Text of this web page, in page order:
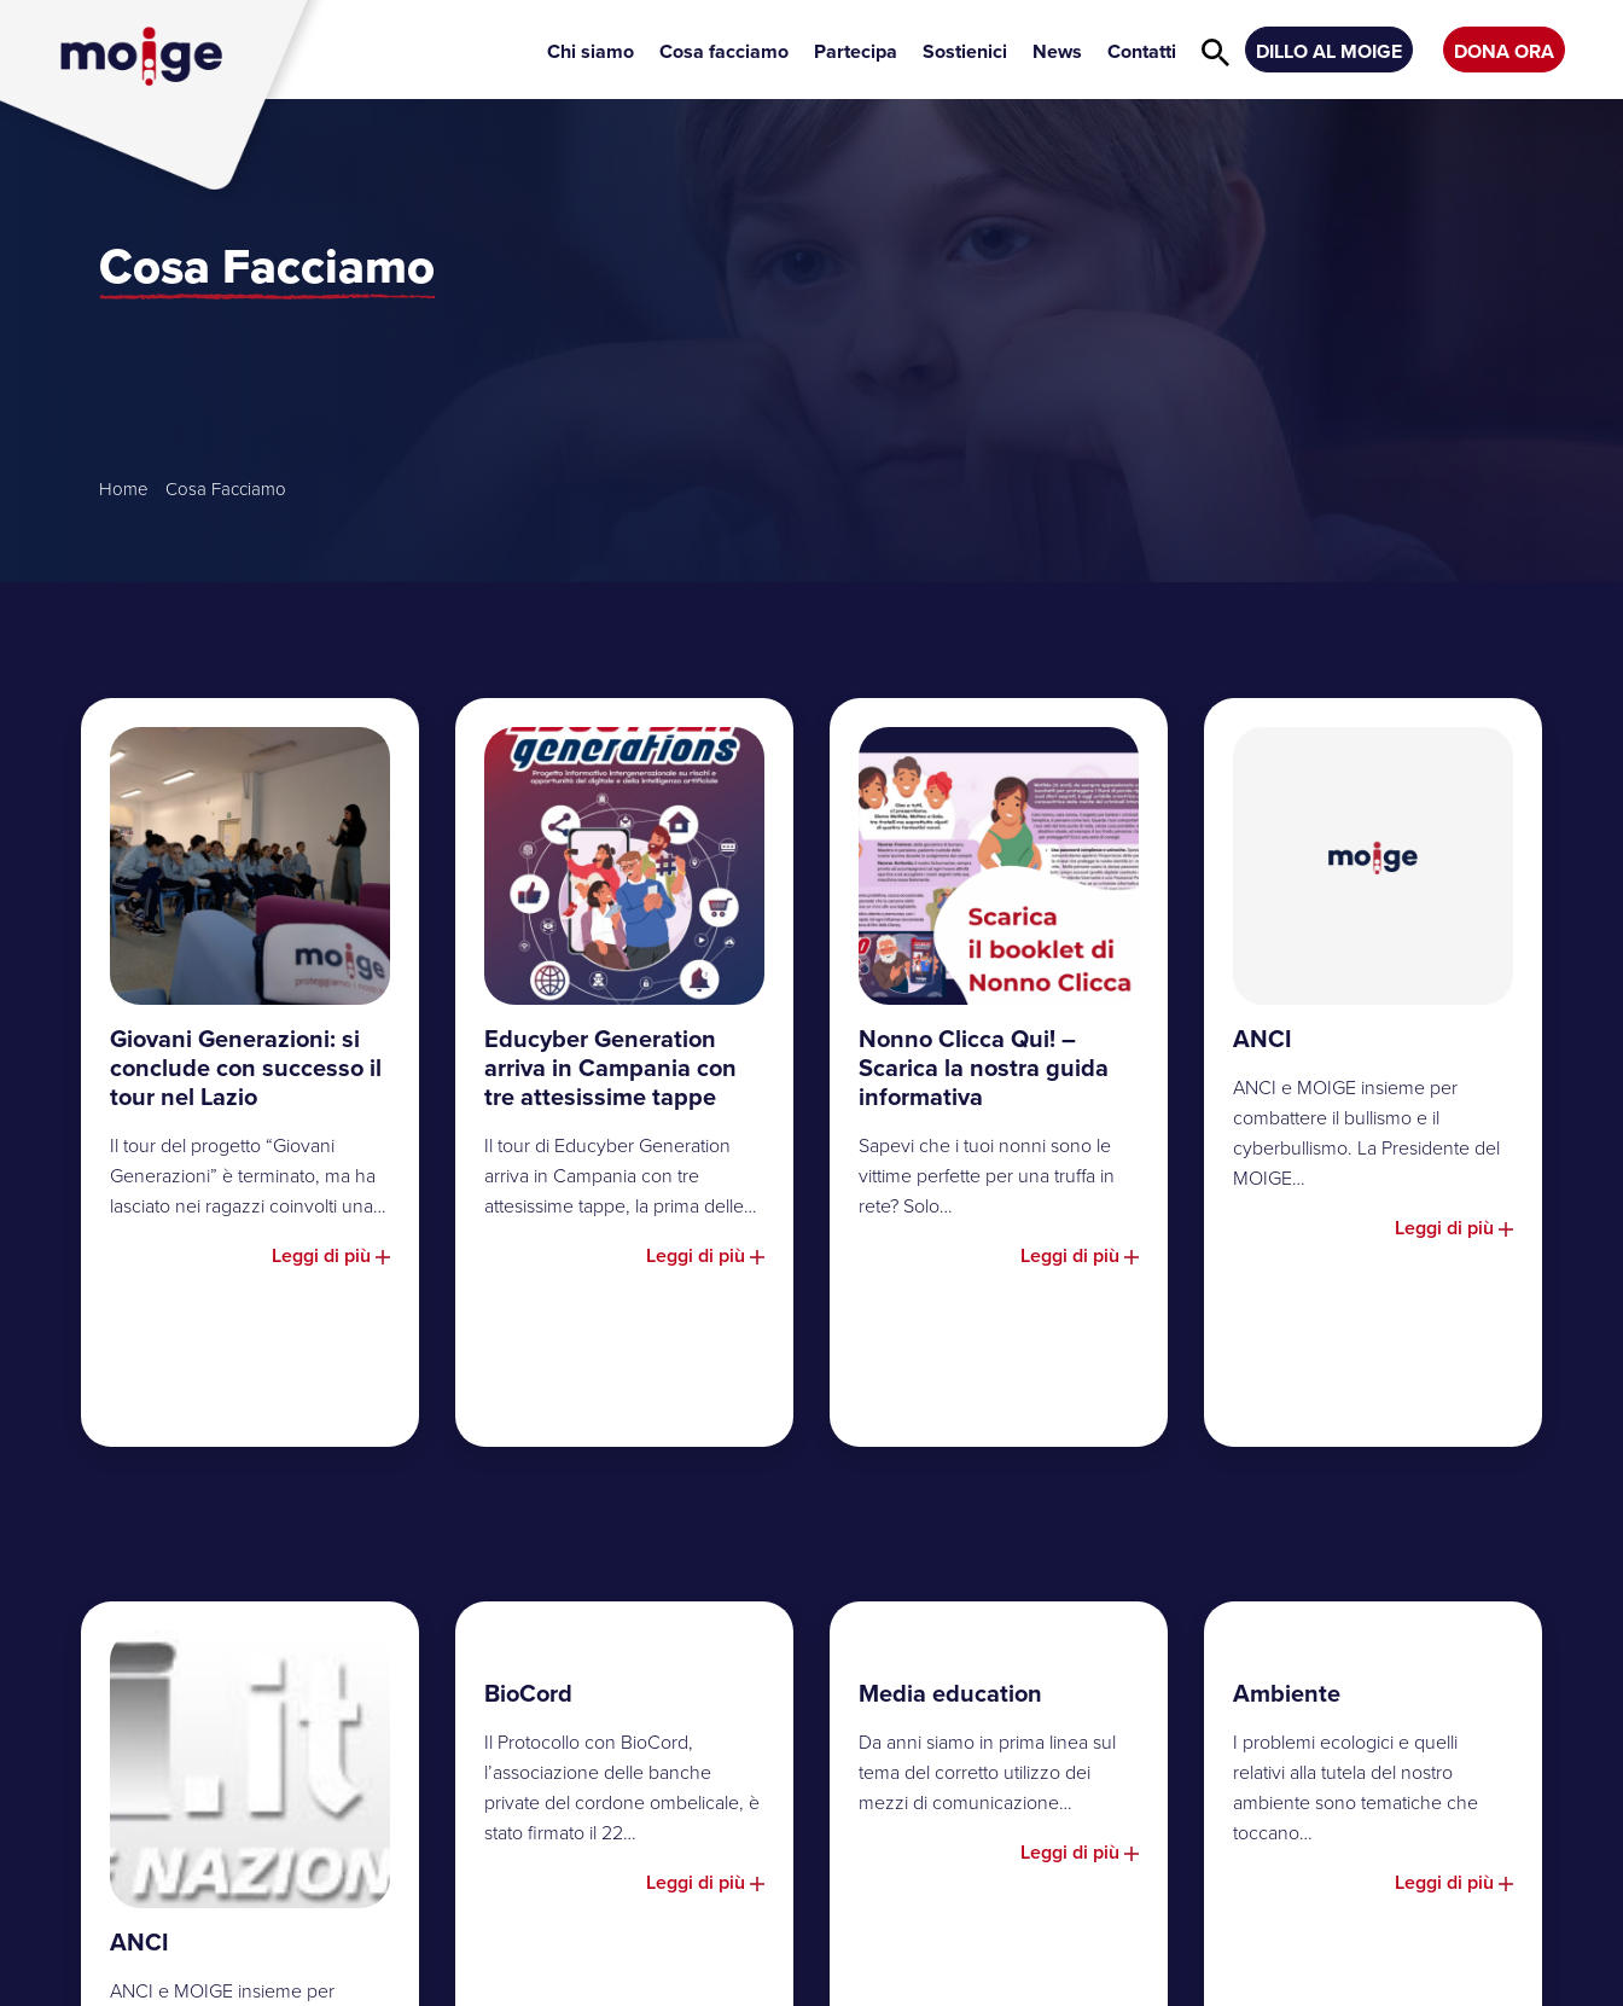
Chi siamo Cosa facciamo Partecipa Sostienici News Contatti DILLO AL MOIGE DONA ORA
Cosa Facciamo
Home Cosa Facciamo
Giovani Generazioni: si
conclude con successo il
tour nel Lazio
Il tour del progetto “Giovani
Generazioni” è terminato, ma ha
lasciato nei ragazzi coinvolti una…
Leggi di più
Educyber Generation
arriva in Campania con
tre attesissime tappe
Il tour di Educyber Generation
arriva in Campania con tre
attesissime tappe, la prima delle…
Leggi di più
Nonno Clicca Qui! –
Scarica la nostra guida
informativa
Sapevi che i tuoi nonni sono le
vittime perfette per una truffa in
rete? Solo…
Leggi di più
ANCI
ANCI e MOIGE insieme per
combattere il bullismo e il
cyberbullismo. La Presidente del
MOIGE…
Leggi di più
ANCI
ANCI e MOIGE insieme per
BioCord
Il Protocollo con BioCord,
l’associazione delle banche
private del cordone ombelicale, è
stato firmato il 22…
Leggi di più
Media education
Da anni siamo in prima linea sul
tema del corretto utilizzo dei
mezzi di comunicazione…
Leggi di più
Ambiente
I problemi ecologici e quelli
relativi alla tutela del nostro
ambiente sono tematiche che
toccano…
Leggi di più